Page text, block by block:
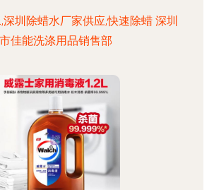
圳除蜡水厂家供应,快速除蜡 深圳
市佳能洗涤用品销售部